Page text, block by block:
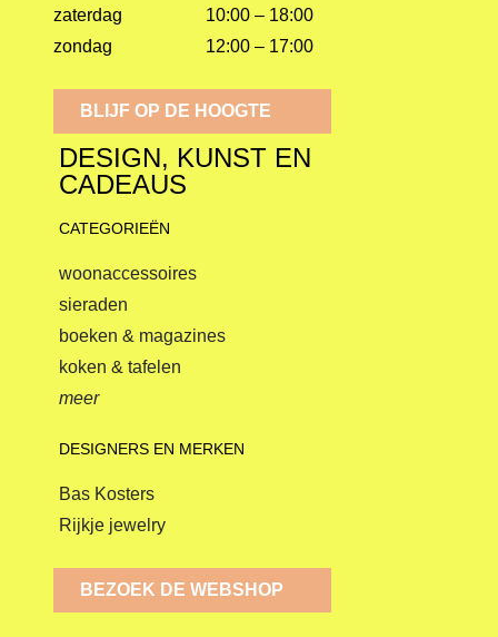
zaterdag
zondag
10:00 – 18:00
12:00 – 17:00
BLIJF OP DE HOOGTE
DESIGN, KUNST EN
CADEAUS
CATEGORIEËN
woonaccessoires
sieraden
boeken & magazines
koken & tafelen
meer
DESIGNERS EN MERKEN
Bas Kosters
Rijkje jewelry
BEZOEK DE WEBSHOP